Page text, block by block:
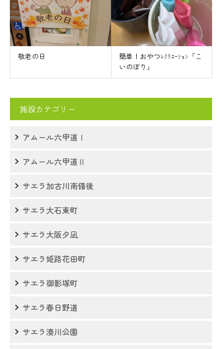
敬老の日
簡単！おやつﾚｸﾘｴｰｼｮﾝ「こ
いのぼり」
施設カテゴリー
アムール六甲道Ⅰ
アムール六甲道Ⅱ
サエラ加古川南備後
サエラ大石東町
サエラ大阪夕凪
サエラ姫路花田町
サエラ御影塚町
サエラ春日野道
サエラ湊川公園